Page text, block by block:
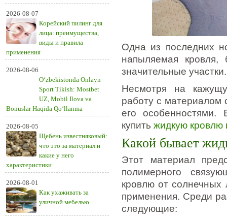
2026-08-07
Корейский пилинг для
лица: преимущества,
виды и правила
применения
2026-08-06
O‘zbekistonda Onlayn
Sport Tikish: Mostbet
UZ, Mobil Ilova va
Bonuslar Haqida Qo‘llanma
2026-08-05
Щебень известняковый:
что это за материал и
какие у него
характеристики
2026-08-01
Как ухаживать за
уличной мебелью
Одна из последних
напыляемая кровля,
значительные участки.
Несмотря на
работу с материалом
его
купить жидкую кровлю
Какой бывает
Этот материал
полимерного
кровлю от солнечных
применения. Среди
следующие: